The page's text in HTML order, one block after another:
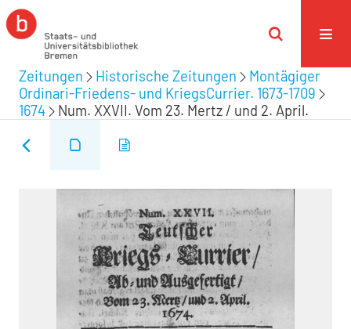
Zeitungen Historische Zeitungen
Montägiger
Ordinari-Friedens- und KriegsCurrier. 1673-1709
1674
Num. XXVII. Vom 23. Mertz / und 2. April.